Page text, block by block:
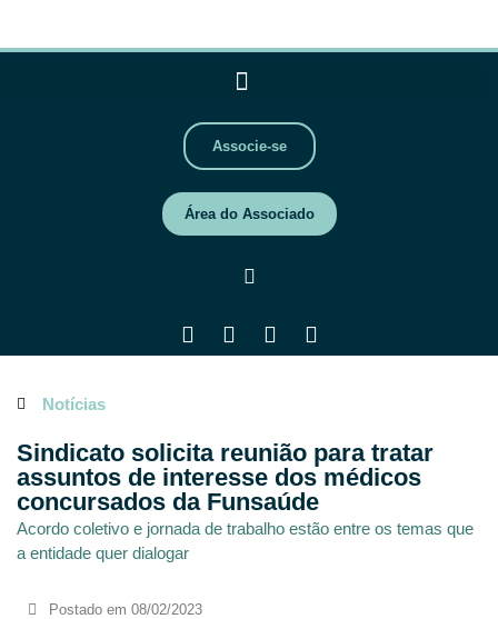
Associe-se
Área do Associado
Notícias
Sindicato solicita reunião para tratar
assuntos de interesse dos médicos
concursados da Funsaúde
Acordo coletivo e jornada de trabalho estão entre os temas que
a entidade quer dialogar
Postado em 08/02/2023